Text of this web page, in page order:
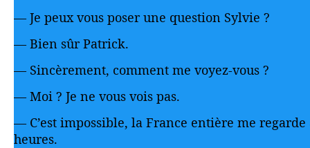
— Je peux vous poser une question Sylvie ?
— Bien sûr Patrick.
— Sincèrement, comment me voyez-vous ?
— Moi ? Je ne vous vois pas.
— C’est impossible, la France entière me
heures.